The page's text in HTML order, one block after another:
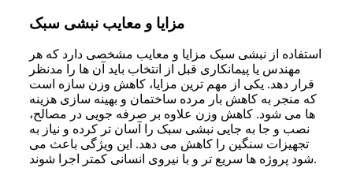
مزایا و معایب نبشی سبک
استفاده از نبشی سبک مزایا و معایب مشخصی دارد که هر
مهندس یا پیمانکاری قبل از انتخاب باید آن ها را مدنظر
قرار دهد. یکی از مهم ترین مزایا، کاهش وزن سازه است
که منجر به کاهش بار مرده ساختمان و بهینه سازی هزینه
ها می شود. کاهش وزن علاوه بر صرفه جویی در مصالح،
نصب و جا به جایی نبشی سبک را آسان تر کرده و نیاز به
تجهیزات سنگین را کاهش می دهد. این ویژگی باعث می
شود پروژه ها سریع تر و با نیروی انسانی کمتر اجرا شوند.